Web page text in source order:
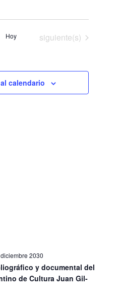
Hoy Eventos
siguiente(s)
calendario
2030
y documental del
de Cultura Juan Gil-